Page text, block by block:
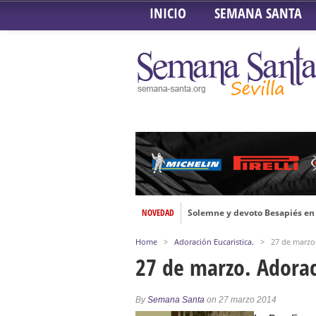
INICIO SEMANA SANTA
NOVEDAD
Solemne y devoto Besapiés
Función de la Anunciación
Besamanos al Señor del Gran
Home > Adoración Eucaristica. > 27 de
27 de marzo.
BySemana Santa on 27 marzo 2014